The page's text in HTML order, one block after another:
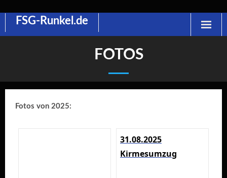
to
FSG-Runkel.de
FOTOS
Fotos von 2025:
31.08.2025
Kirmesumzug